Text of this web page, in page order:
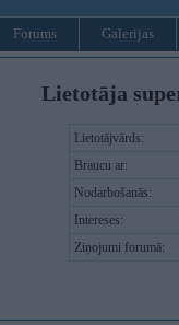
Forums Galerijas
Lietotāja
Lietotājvārds:
Braucu ar:
Nodarbošanās:
Intereses:
Ziņojumi forumā: